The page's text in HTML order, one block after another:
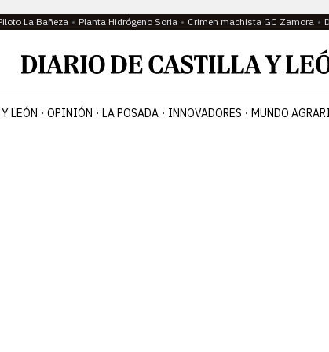
La Bañeza Planta Hidrógeno Soria Crimen machista GC Zamora
LEÓN OPINIÓN LA POSADA INNOVADORES MUNDO